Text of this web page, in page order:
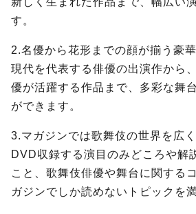
す。
2.名優から花形までの顔が揃う豪
現代を代表する俳優の出演作から
優が活躍する作品まで、多彩な舞
ができます。
3.マガジンでは歌舞伎の世界を広く
DVD収録する演目のみどころや解
こと、歌舞伎俳優や舞台に関する
ガジンでしか読めないトピックを